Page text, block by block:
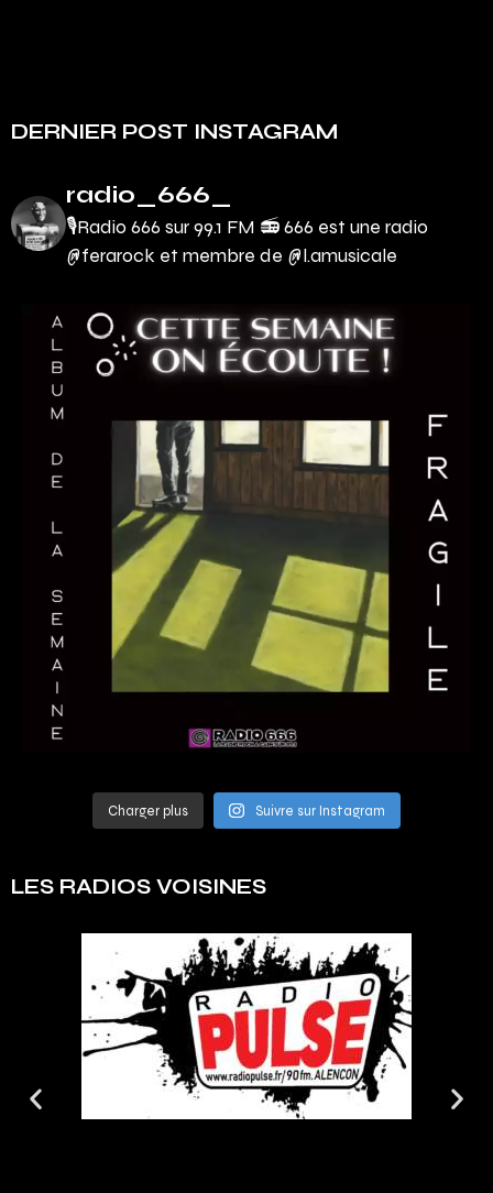
DERNIER POST INSTAGRAM
radio_666_
🎙Radio 666 sur 99.1 FM 📻666 est une radio
@ferarock et membre de @l.amusicale
Charger plus Suivre sur Instagram
LES RADIOS VOISINES